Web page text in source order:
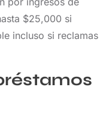
$25,000 si
incluso si reclamas